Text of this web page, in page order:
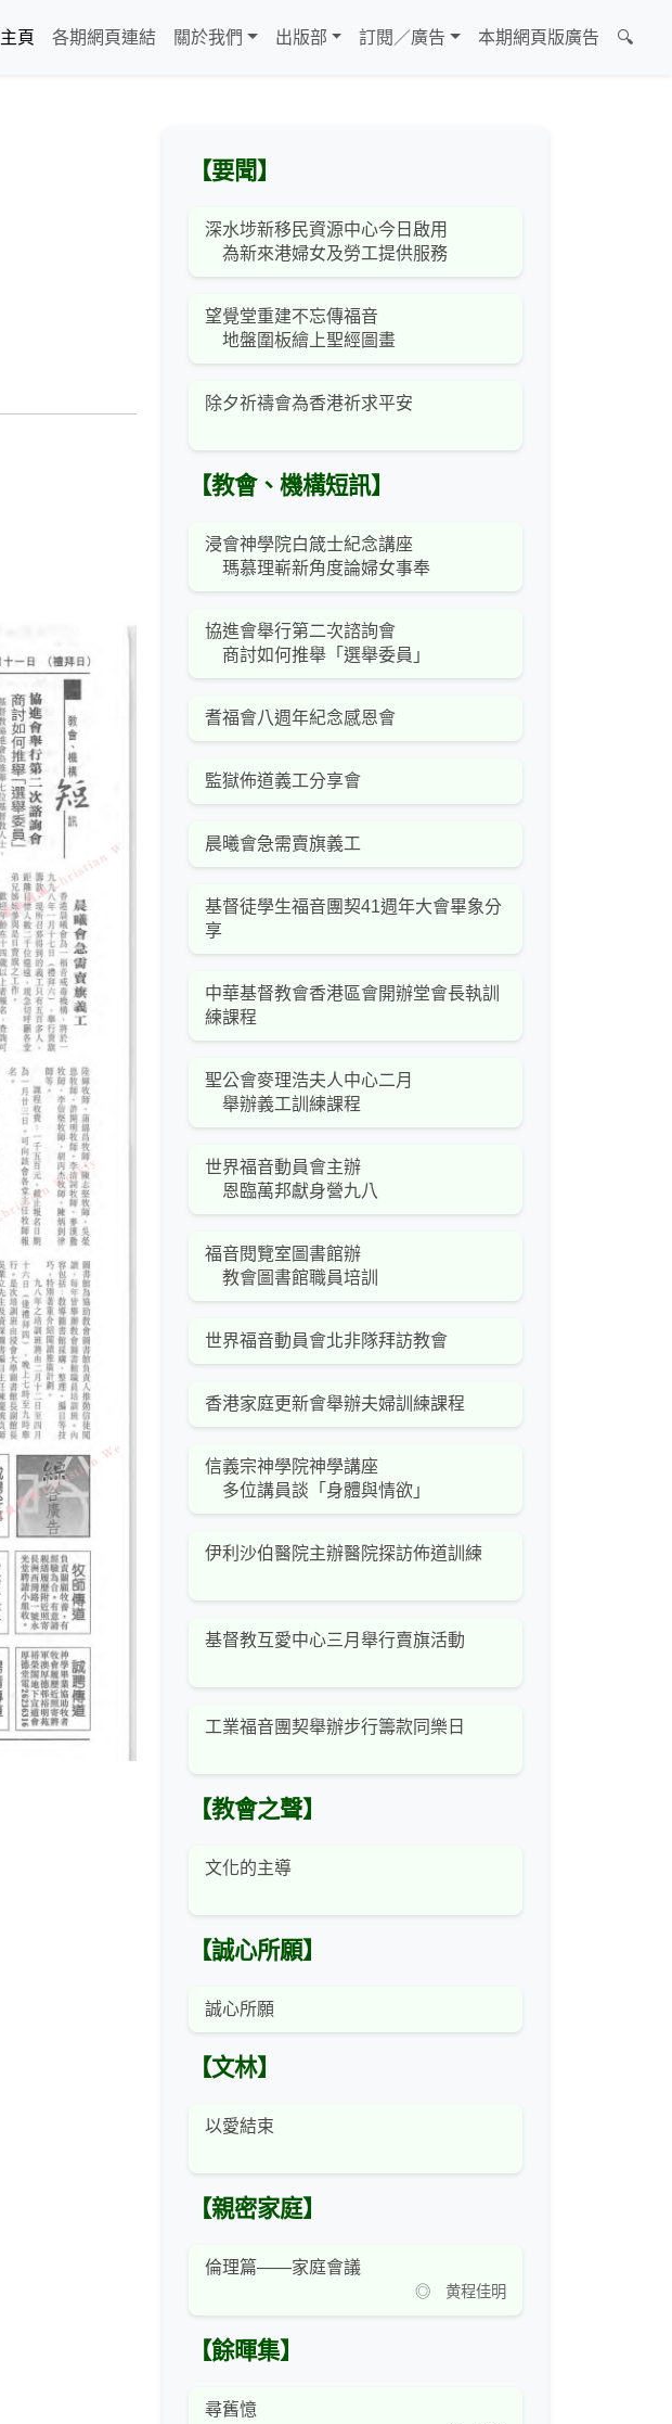
主頁
各期網頁連結 關於我們 出版部 訂閱／廣告 本期網頁版廣告 🔍
【要聞】
深水埗新移民資源中心今日啟用
為新來港婦女及勞工提供服務
望覺堂重建不忘傳福音
地盤圍板繪上聖經圖畫
除夕祈禱會為香港祈求平安
【教會、機構短訊】
浸會神學院白箴士紀念講座
瑪慕理嶄新角度論婦女事奉
協進會舉行第二次諮詢會
商討如何推舉「選舉委員」
耆福會八週年紀念感恩會
監獄佈道義工分享會
晨曦會急需賣旗義工
基督徒學生福音團契41週年大會畢象分
享
中華基督教會香港區會開辦堂會長執訓
練課程
聖公會麥理浩夫人中心二月
舉辦義工訓練課程
世界福音動員會主辦
恩臨萬邦獻身營九八
福音閱覽室圖書館辦
教會圖書館職員培訓
世界福音動員會北非隊拜訪教會
香港家庭更新會舉辦夫婦訓練課程
信義宗神學院神學講座
多位講員談「身體與情欲」
伊利沙伯醫院主辦醫院探訪佈道訓練
基督教互愛中心三月舉行賣旗活動
工業福音團契舉辦步行籌款同樂日
【教會之聲】
文化的主導
【誠心所願】
誠心所願
【文林】
以愛結束
【親密家庭】
倫理篇——家庭會議
◎ 黄程佳明
【餘暉集】
尋舊憶